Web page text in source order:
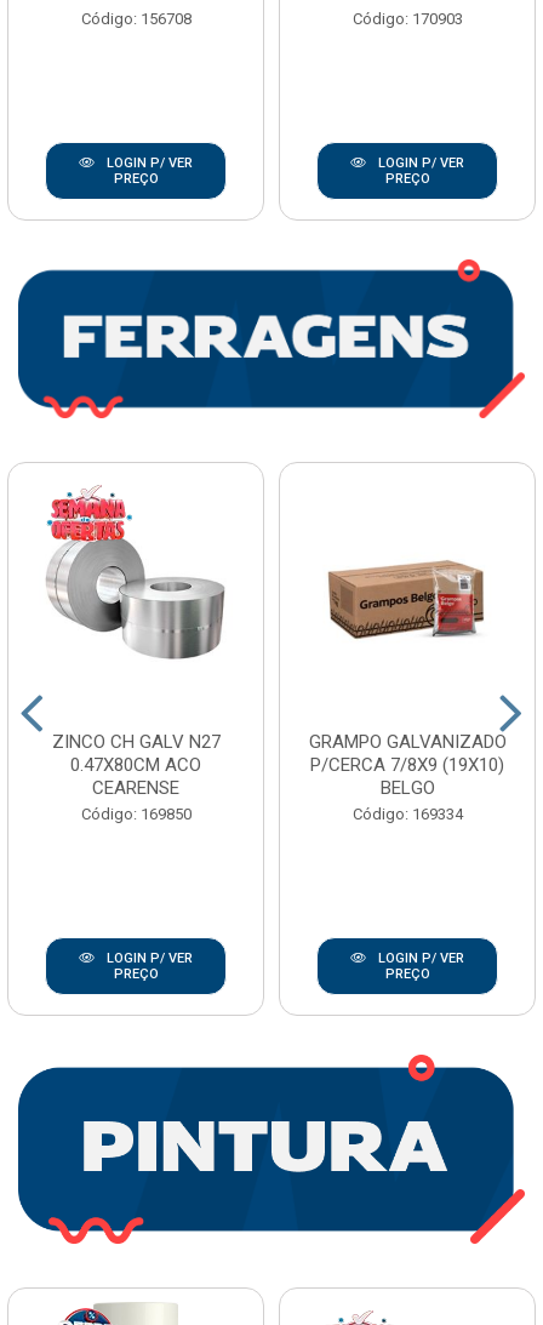
Código: 156708
LOGIN P/ VER
PREÇO
Código: 170903
LOGIN P/ VER
PREÇO
ZINCO CH GALV N27
0.47X80CM ACO
CEARENSE
Código: 169850
LOGIN P/ VER
PREÇO
GRAMPO GALVANIZADO
P/CERCA 7/8X9 (19X10)
BELGO
Código: 169334
LOGIN P/ VER
PREÇO